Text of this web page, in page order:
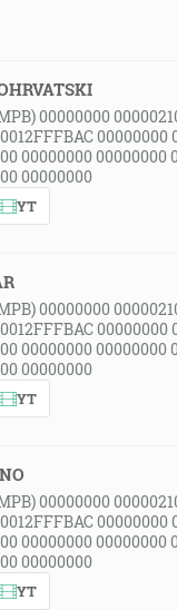
00000000
00000000
00000000 00000000
00000000
YT
00000000
00000000
00000000 00000000
00000000
YT
00000000
00000000
00000000 00000000
00000000
YT